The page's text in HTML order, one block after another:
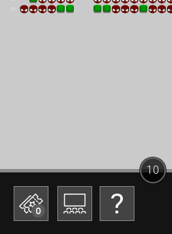
0
10